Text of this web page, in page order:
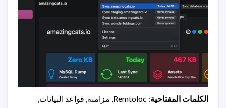
الكلمات المفتاحية
: Remtoloc, مزامنة, قواعد البيانات,